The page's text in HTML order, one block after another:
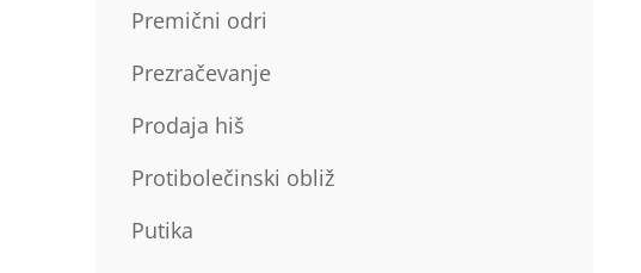
Premični odri
Prezračevanje
Prodaja hiš
Protibolečinski obliž
Putika